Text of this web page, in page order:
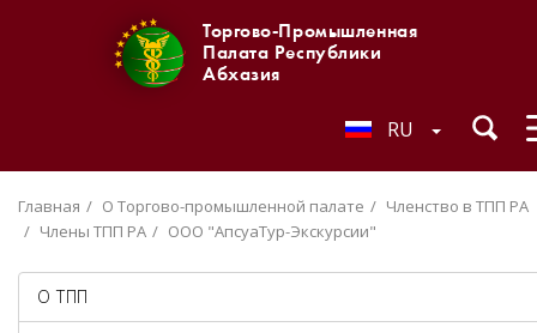
Торгово-Промышленная
Палата Республики
Абхазия
RU
Главная О Торгово-промышленной палате
Членство в ТПП РА
Члены ТПП РА
ООО "АпсуаТур-Экскурсии"
О ТПП